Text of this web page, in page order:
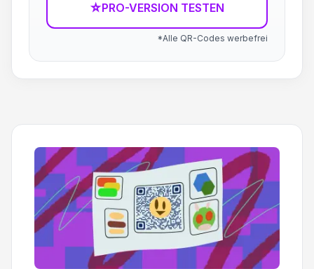
☆PRO-VERSION TESTEN
*Alle QR-Codes werbefrei